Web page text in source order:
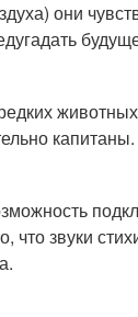
они
звуки